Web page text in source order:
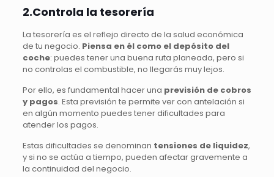
2.Controla la tesorería
La tesorería es el reflejo directo de la salud económica
de tu negocio. Piensa en él como el depósito del
coche: puedes tener una buena ruta planeada, pero si
no controlas el combustible, no llegarás muy lejos.
Por ello, es fundamental hacer una previsión de cobros
y pagos. Esta previsión te permite ver con antelación si
en algún momento puedes tener dificultades para
atender los pagos.
Estas dificultades se denominan tensiones de liquidez,
y si no se actúa a tiempo, pueden afectar gravemente a
la continuidad del negocio.